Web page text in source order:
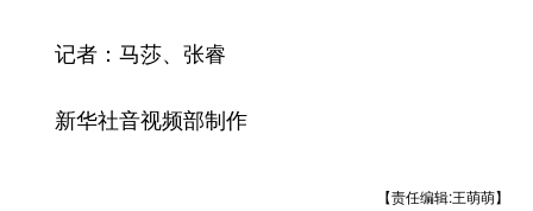
Deutsch Português
记者：马莎、张睿
新华社音视频部制作
【责任编辑:王萌萌】